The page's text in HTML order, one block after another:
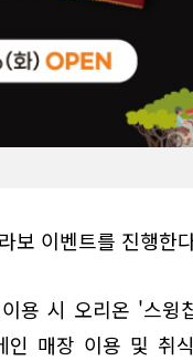
보 이벤트를 진행한
용 시 오리온 '스윙
인 매장 이용 및 취